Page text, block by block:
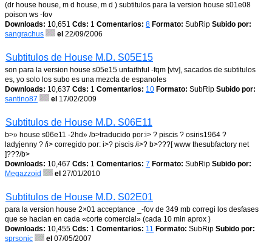
(dr house house, m d house, m d ) subtitulos para la version house s01e08
poison ws -fov
Downloads: 10,651 Cds: 1 Comentarios: 8 Formato: SubRip Subido por:
sangrachus
el 22/09/2006
Subtitulos de House M.D. S05E15
son para la version house s05e15 unfaithful -fqm [vtv], sacados de subtitulos
es, yo solo los subo es una mezcla de espanoles
Downloads: 10,637 Cds: 1 Comentarios: 10 Formato: SubRip Subido por:
santino87
el 17/02/2009
Subtitulos de House M.D. S06E11
b>» house s06e11 -2hd» /b>traducido por:i> ? piscis ? osiris1964 ?
ladyjenny ? /i> corregido por: i>? piscis /i>? b>???[ www thesubfactory net
]???/b>
Downloads: 10,467 Cds: 1 Comentarios: 7 Formato: SubRip Subido por:
Megazzoid
el 27/01/2010
Subtitulos de House M.D. S02E01
para la version house 2×01 acceptance _-fov de 349 mb corregi los desfases
que se hacian en cada «corte comercial» (cada 10 min aprox )
Downloads: 10,455 Cds: 1 Comentarios: 11 Formato: SubRip Subido por:
sprsonic
el 07/05/2007